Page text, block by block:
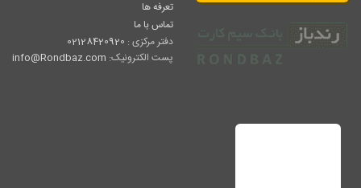
تعرفه ها
تماس با ما
دفتر مرکزی : 02128420920
پست الکترونیک: info@Rondbaz.com